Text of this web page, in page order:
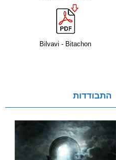
Bilvavi - Bitachon
התבודדות